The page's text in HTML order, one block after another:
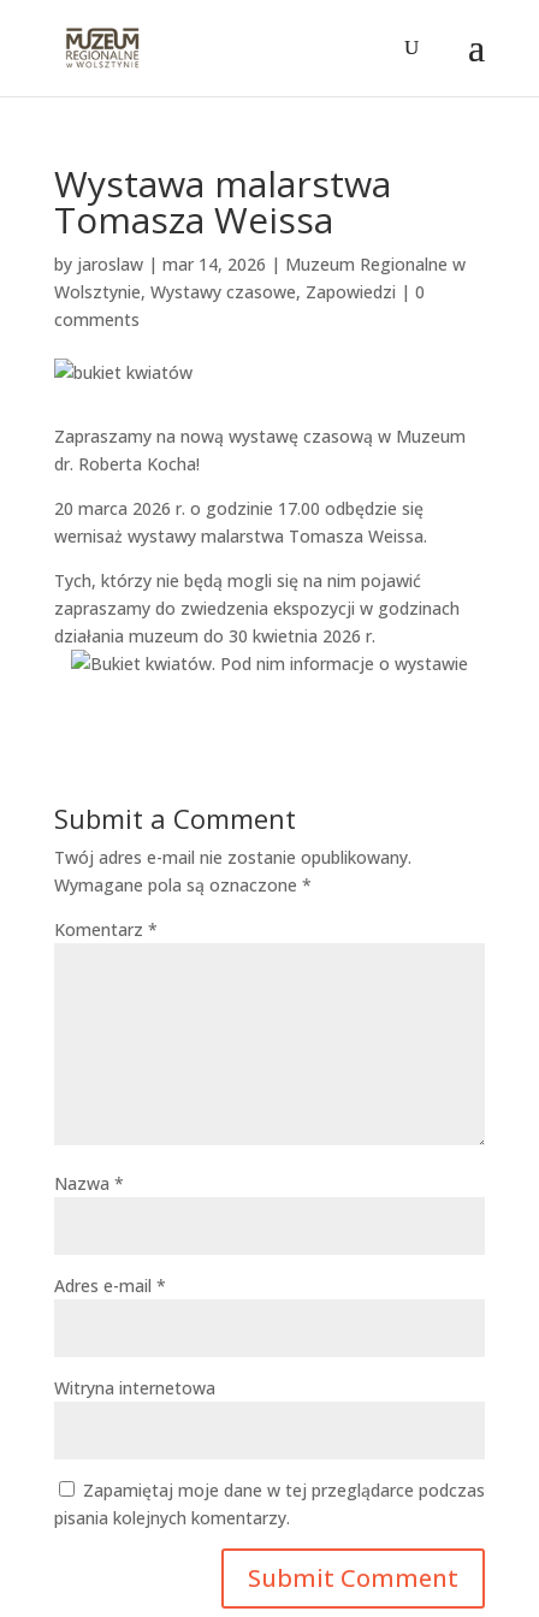
Wystawa malarstwa
Tomasza Weissa
by jaroslaw| mar 14, 2026 | Muzeum Regionalne w
Wolsztynie, Wystawy czasowe, Zapowiedzi | 0
comments
Zapraszamy na nową wystawę czasową w Muzeum
dr. Roberta Kocha!
20 marca 2026 r. o godzinie 17.00 odbędzie się
wernisaż wystawy malarstwa Tomasza Weissa.
Tych, którzy nie będą mogli się na nim pojawić
zapraszamy do zwiedzenia ekspozycji w godzinach
działania muzeum do 30 kwietnia 2026 r.
Submit a Comment
Twój adres e-mail nie zostanie opublikowany.
Wymagane pola są oznaczone *
Komentarz *
Nazwa *
Adres e-mail *
Witryna internetowa
Zapamiętaj moje dane w tej przeglądarce podczas
pisania kolejnych komentarzy.